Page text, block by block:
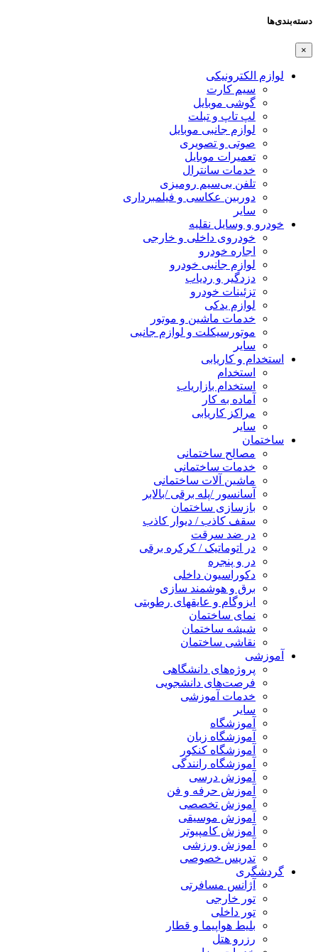
دسته‌بندی‌ها
×
لوازم الکترونیکی
سیم کارت
گوشی موبایل
لپ تاپ و تبلت
لوازم جانبی موبایل
صوتی و تصویری
تعمیرات موبایل
خدمات سانترال
تلفن بی‌سیم رومیزی
دوربین عکاسی و فیلمبرداری
سایر
خودرو و وسایل نقلیه
خودروی داخلی و خارجی
اجاره خودرو
لوازم جانبی خودرو
دزدگیر و ردیاب
تزئینات خودرو
لوازم یدکی
خدمات ماشین و موتور
موتورسیکلت و لوازم جانبی
سایر
استخدام و کاریابی
استخدام
استخدام بازاریاب
آماده به کار
مراکز کاریابی
سایر
ساختمان
مصالح ساختمانی
خدمات ساختمانی
ماشین آلات ساختمانی
آسانسور /پله برقی /بالابر
بازسازی ساختمان
سقف کاذب / دیوار کاذب
در ضد سرقت
در اتوماتیک / کرکره برقی
در و پنجره
دکوراسیون داخلی
برق و هوشمند سازی
ایزوگام و عایقهای رطوبتی
نمای ساختمان
شیشه ساختمان
نقاشی ساختمان
آموزشی
پروژه‌های دانشگاهی
فرصت‌های دانشجویی
خدمات آموزشی
سایر
آموزشگاه
آموزشگاه زبان
آموزشگاه کنکور
آموزشگاه رانندگی
آموزش درسی
آموزش حرفه و فن
آموزش تخصصی
آموزش موسیقی
آموزش کامپیوتر
آموزش ورزشی
تدریس خصوصی
گردشگری
آژانس مسافرتی
تور خارجی
تور داخلی
بلیط هواپیما و قطار
رزرو هتل